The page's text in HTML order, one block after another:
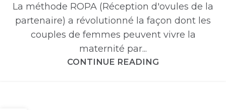
La méthode ROPA (Réception d'ovules de la
partenaire) a révolutionné la façon dont les
couples de femmes peuvent vivre la
maternité par...
CONTINUE READING